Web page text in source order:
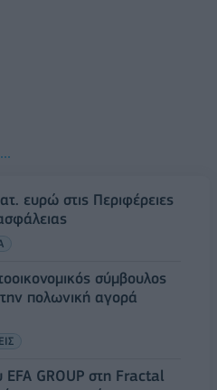
ευρώ στις Περιφέρειες
σύμβουλος
πολωνική αγορά
EFA GROUP στη Fractal